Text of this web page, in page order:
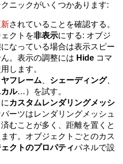
ニックがいくつかあります:
されていることを確認する。
クトを非表示にする: オブジ
なっている場合は表示スピー
。表示の調整には Hide コマ
します。
フレーム シェーディング、
ル…）を試す。
カスタムレンダリングメッシ
ーツはレンダリングメッシュ
むことが多く、距離を置くと
す。オブジェクトごとのカス
クトのプロパティパネルで設